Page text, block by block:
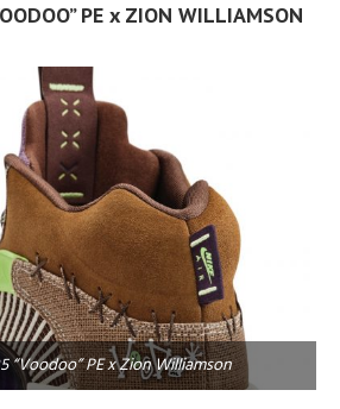
PE x ZION WILLIAMSON
“Voodoo” PE x Zion Williamson